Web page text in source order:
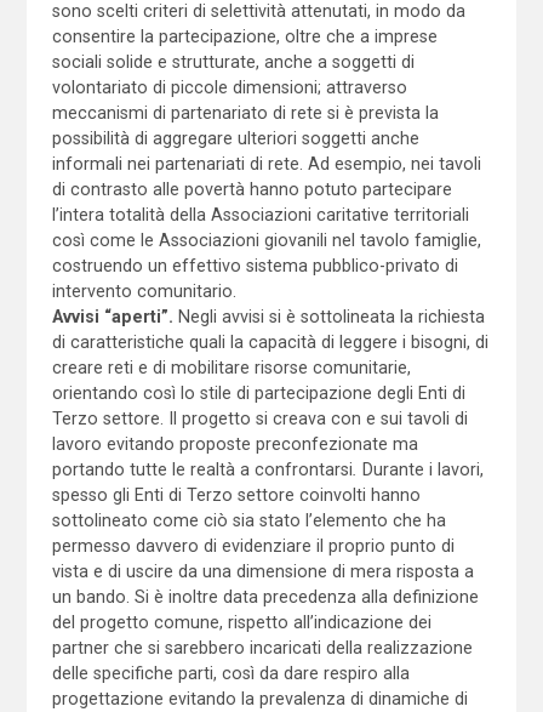
sono scelti criteri di selettività attenutati, in modo da
consentire la partecipazione, oltre che a imprese
sociali solide e strutturate, anche a soggetti di
volontariato di piccole dimensioni; attraverso
meccanismi di partenariato di rete si è prevista la
possibilità di aggregare ulteriori soggetti anche
informali nei partenariati di rete. Ad esempio, nei tavoli
di contrasto alle povertà hanno potuto partecipare
l’intera totalità della Associazioni caritative territoriali
così come le Associazioni giovanili nel tavolo famiglie,
costruendo un effettivo sistema pubblico-privato di
intervento comunitario.
Avvisi “aperti”. Negli avvisi si è sottolineata la richiesta
di caratteristiche quali la capacità di leggere i bisogni, di
creare reti e di mobilitare risorse comunitarie,
orientando così lo stile di partecipazione degli Enti di
Terzo settore. Il progetto si creava con e sui tavoli di
lavoro evitando proposte preconfezionate ma
portando tutte le realtà a confrontarsi. Durante i lavori,
spesso gli Enti di Terzo settore coinvolti hanno
sottolineato come ciò sia stato l’elemento che ha
permesso davvero di evidenziare il proprio punto di
vista e di uscire da una dimensione di mera risposta a
un bando. Si è inoltre data precedenza alla definizione
del progetto comune, rispetto all’indicazione dei
partner che si sarebbero incaricati della realizzazione
delle specifiche parti, così da dare respiro alla
progettazione evitando la prevalenza di dinamiche di